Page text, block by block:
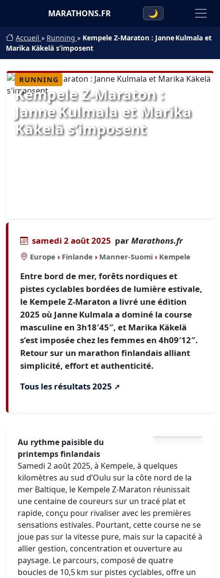
MARATHONS.FR 🌙
Accueil » Running » Kempele Z‑Maraton : Janne Kulmala et
Marika Käkelä s’imposent
RUNNING
Kempele Z‑Maraton :
Janne Kulmala et Marika
Käkelä s’imposent
samedi 2 août 2025 parMarathons.fr
Europe › Finlande › Manner-Suomi › Kempele
Entre bord de mer, forêts nordiques et
pistes cyclables bordées de lumière estivale,
le Kempele Z‑Maraton a livré une édition
2025 où Janne Kulmala a dominé la course
masculine en 3h18′45″, et Marika Käkelä
s’est imposée chez les femmes en 4h09′12″.
Retour sur un marathon finlandais alliant
simplicité, effort et authenticité.
Tous les résultats 2025
Au rythme paisible du
printemps finlandais
Samedi 2 août 2025, à Kempele, à quelques
kilomètres au sud d’Oulu sur la côte nord de la
mer Baltique, le Kempele Z‑Maraton réunissait
une centaine de coureurs sur un tracé plat et
rapide, conçu pour rivaliser avec les premières
sensations estivales. Pourtant, cette course ne se
joue pas sur la vitesse pure, mais sur la capacité à
allier gestion, concentration et ouverture au
paysage. Le parcours, composé de quatre
boucles de 10,5 km sur pistes cyclables, offre un